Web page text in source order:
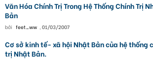
Văn Hóa Chính Trị Trong Hệ Thống Chính Trị
Bản
bởi feet_ww , 01/03/2007
Cơ sở kinh tế- xã hội Nhật Bản của hệ thống
trị Nhật Bản.